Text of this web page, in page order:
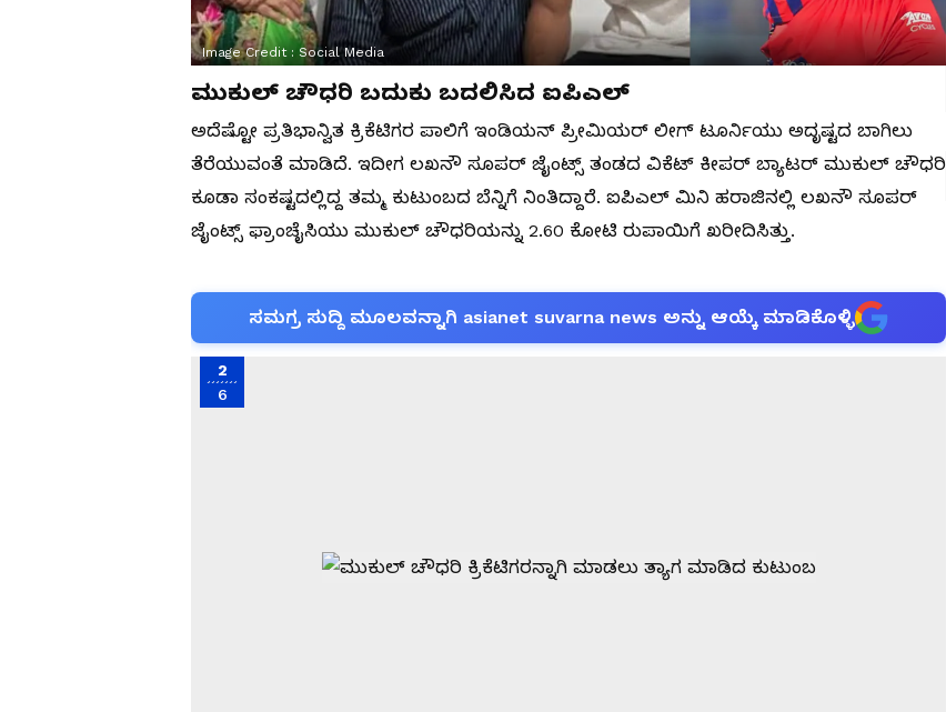
Image Credit : Social Media
ಮುಕುಲ್ ಚೌಧರಿ ಬದುಕು ಬದಲಿಸಿದ ಐಪಿಎಲ್
ಅದೆಷ್ಟೋ ಪ್ರತಿಭಾನ್ವಿತ ಕ್ರಿಕೆಟಿಗರ ಪಾಲಿಗೆ ಇಂಡಿಯನ್ ಪ್ರೀಮಿಯರ್ ಲೀಗ್ ಟೂರ್ನಿಯು ಅದೃಷ್ಟದ ಬಾಗಿಲು
ತೆರೆಯುವಂತೆ ಮಾಡಿದೆ. ಇದೀಗ ಲಖನೌ ಸೂಪರ್ ಜೈಂಟ್ಸ್ ತಂಡದ ವಿಕೆಟ್ ಕೀಪರ್ ಬ್ಯಾಟರ್ ಮುಕುಲ್ ಚೌಧರಿ
ಕೂಡಾ ಸಂಕಷ್ಟದಲ್ಲಿದ್ದ ತಮ್ಮ ಕುಟುಂಬದ ಬೆನ್ನಿಗೆ ನಿಂತಿದ್ದಾರೆ. ಐಪಿಎಲ್ ಮಿನಿ ಹರಾಜಿನಲ್ಲಿ ಲಖನೌ ಸೂಪರ್
ಜೈಂಟ್ಸ್ ಫ್ರಾಂಚೈಸಿಯು ಮುಕುಲ್ ಚೌಧರಿಯನ್ನು 2.60 ಕೋಟಿ ರುಪಾಯಿಗೆ ಖರೀದಿಸಿತ್ತು.
ಸಮಗ್ರ ಸುದ್ದಿ ಮೂಲವನ್ನಾಗಿ asianet suvarna news ಅನ್ನು ಆಯ್ಕೆ ಮಾಡಿಕೊಳ್ಳಿ
2
6